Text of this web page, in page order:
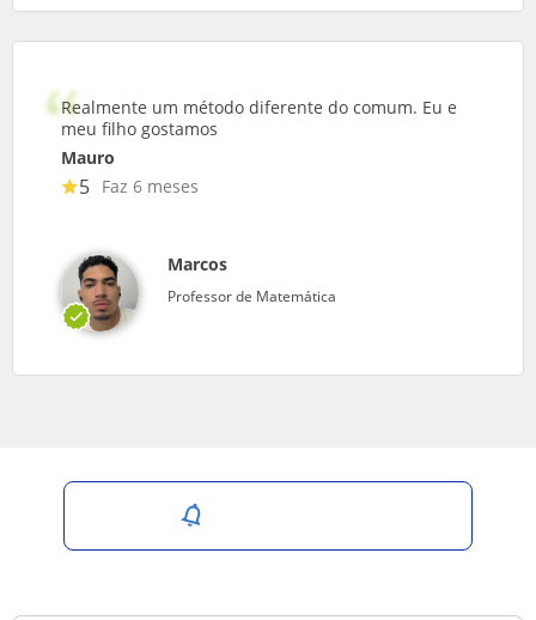
Realmente um método diferente do comum. Eu e
meu filho gostamos
Mauro
5 Faz 6 meses
Marcos
Professor de Matemática